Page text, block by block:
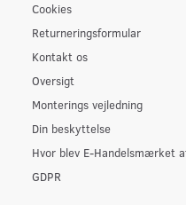
Cookies
Returneringsformular
Kontakt os
Oversigt
Monterings vejledning
Din beskyttelse
Hvor blev E-Handelsmærket
GDPR